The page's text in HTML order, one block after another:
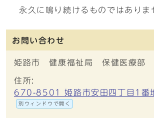
永久に鳴り続けるものではありま
お問い合わせ
姫路市 健康福祉局 保健医療部
住所:
670-8501 姫路市安田四丁目1番
別ウィンドウで開く